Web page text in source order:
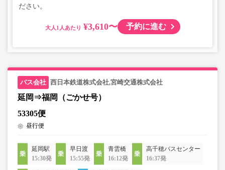
ださい。
大人 ¥3,610〜 予約に進む
西日本鉄道株式会社,宮崎交通株式会社
延岡⇒福岡（ごかせ号）
53305便
昼行便
延岡駅
15:30発
早日渡
15:55発
青雲橋
16:12発
高千穂バスセンター
16:37発